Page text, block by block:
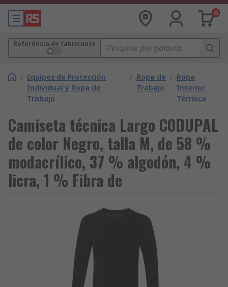
0
Referência do fabricante
/ Equipos de Protección
Individual y Ropa de
Trabajo
/ Ropa de
Trabajo
/ Ropa
Interior
Térmica
Camiseta técnica Largo CODUPAL
de color Negro, talla M, de 58 %
modacrílico, 37 % algodón, 4 %
licra, 1 % Fibra de